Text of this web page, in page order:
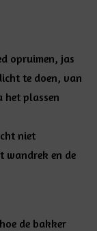
opruimen, jas
te doen, van
het plassen
niet
wandrek en de
de bakker